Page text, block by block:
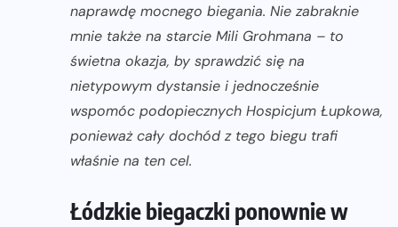
naprawdę mocnego biegania. Nie zabraknie
mnie także na starcie Mili Grohmana – to
świetna okazja, by sprawdzić się na
nietypowym dystansie i jednocześnie
wspomóc podopiecznych Hospicjum Łupkowa,
ponieważ cały dochód z tego biegu trafi
właśnie na ten cel.
Łódzkie biegaczki ponownie w